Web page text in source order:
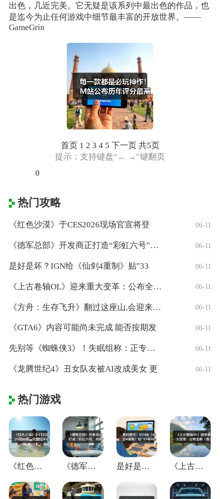
出色，几近完美。它无疑是该系列中最出色的作品，也
是迄今为止任何游戏中细节最丰富的开放世界。——
GameGrin
首页1 2 3 4 5 下一页 共5页
提示：支持键盘“← →”键翻页
0
热门攻略
《红色沙漠》于CES2026现场官宣将登 06-11
《德军总部》开发商正打造“彩虹六号”风格 06-11
是好是坏？IGN给《仙剑4重制》贴"33 06-11
《上古卷轴OL》迎来重大变革：公布全新「 06-11
《方舟：生存飞升》翻过这座山,会迎来真正 06-11
《GTA6》内容可能尚未完成 能否按期发 06-11
先别等《蜘蛛侠3》！失眠组称：正专注打造 06-11
《龙腾世纪4》丑女队友被AI改成美女 更 06-11
热门游戏
《红色沙漠》于CES2026现场官宣将登 《德军总部》开发商正打造“彩虹六号”风格 是好是坏？IGN给《仙剑4重制》贴"33 《上古卷轴OL》迎来重大变革：公布全新「